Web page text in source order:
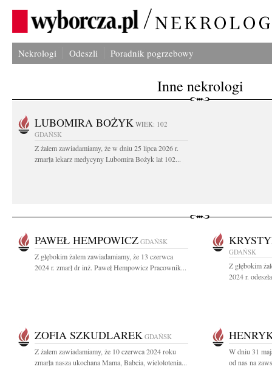
Nekrologi Odeszli Poradnik pogrzebowy
Inne nekrologi
LUBOMIRA BOŻYK WIEK: 102
GDAŃSK
Z żalem zawiadamiamy, że w dniu 25 lipca 2026 r.
zmarła lekarz medycyny Lubomira Bożyk lat 102...
PAWEŁ HEMPOWICZ GDAŃSK
Z głębokim żalem zawiadamiamy, że 13 czerwca
2024 r. zmarł dr inż. Paweł Hempowicz Pracownik...
GDAŃSK
Z głębokim
2024 r.
ZOFIA SZKUDLAREK GDAŃSK
Z żalem zawiadamiamy, że 10 czerwca 2024 roku
zmarła nasza ukochana Mama, Babcia, wielolotenia...
W dniu 31
od nas na